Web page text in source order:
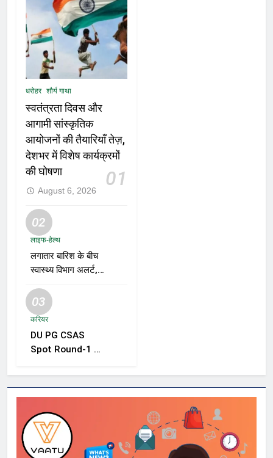
धरोहर शौर्य गाथा
स्वतंत्रता दिवस और
आगामी सांस्कृतिक
आयोजनों की तैयारियाँ तेज़,
देशभर में विशेष कार्यक्रमों
की घोषणा
01
August 6, 2026
02
लाइफ-हेल्थ
लगातार बारिश के बीच
स्वास्थ्य विभाग अलर्ट,
वायरल बुखार की
रोकथाम के लिए राज्यों
निर्देश
03
करियर
DU PG CSAS
Spot Round-1 की
को आवेदन और सीट
स्वीकार करने के लिए